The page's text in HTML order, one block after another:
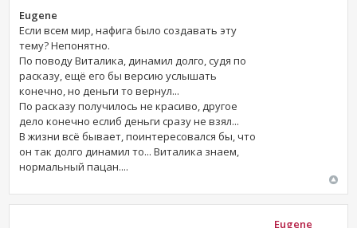
Eugene
Если всем мир, нафига было создавать эту
тему? Непонятно.
По поводу Виталика, динамил долго, судя по
расказу, ещё его бы версию услышать
конечно, но деньги то вернул...
По расказу получилось не красиво, другое
дело конечно еслиб деньги сразу не взял...
В жизни всё бывает, поинтересовался бы, что
он так долго динамил то... Виталика знаем,
нормальный пацан....
Eugene